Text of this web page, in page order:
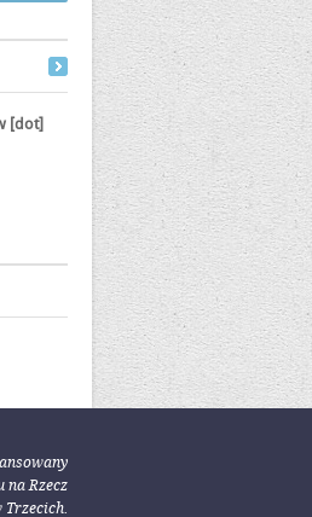
[dot]
na Rzecz